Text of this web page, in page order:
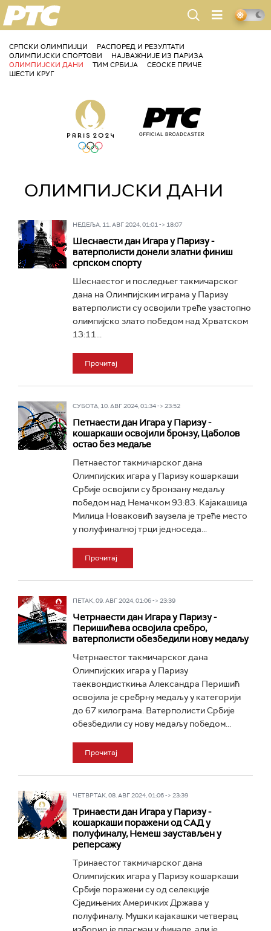
РТС
СРПСКИ ОЛИМПИЈЦИ
РАСПОРЕД И РЕЗУЛТАТИ
ОЛИМПИЈСКИ СПОРТОВИ
НАЈВАЖНИЈЕ ИЗ ПАРИЗА
ОЛИМПИЈСКИ ДАНИ
ТИМ СРБИЈА
СЕОСКЕ ПРИЧЕ
ШЕСТИ КРУГ
ОЛИМПИЈСКИ ДАНИ
НЕДЕЉА, 11. АВГ 2024, 01:01 -> 18:07
Шеснаести дан Игара у Паризу -
ватерполисти донели златни финиш
српском спорту
Шеснаестог и последњег такмичарског
дана на Олимпијским играма у Паризу
ватерполисти су освојили треће узастопно
олимпијско злато победом над Хрватском
13:11...
Прочитај
СУБОТА, 10. АВГ 2024, 01:34 -> 23:52
Петнаести дан Игара у Паризу -
кошаркаши освојили бронзу, Цаболов
остао без медаље
Петнаестог такмичарског дана
Олимпијских игара у Паризу кошаркаши
Србије освојили су бронзану медаљу
победом над Немачком 93:83. Кајакашица
Милица Новаковић заузела је треће место
у полуфиналној трци једноседа...
Прочитај
ПЕТАК, 09. АВГ 2024, 01:06 -> 23:39
Четрнаести дан Игара у Паризу -
Перишићева освојила сребро,
ватерполисти обезбедили нову медаљу
Четрнаестог такмичарског дана
Олимпијских игара у Паризу
таеквондисткиња Александра Перишић
освојила је сребрну медаљу у категорији
до 67 килограма. Ватерполисти Србије
обезбедили су нову медаљу победом...
Прочитај
ЧЕТВРТАК, 08. АВГ 2024, 01:06 -> 23:39
Тринаести дан Игара у Паризу -
кошаркаши поражени од САД у
полуфиналу, Немеш заустављен у
реперсажу
Тринаестог такмичарског дана
Олимпијских игара у Паризу кошаркаши
Србије поражени су од селекције
Сједињених Америчких Држава у
полуфиналу. Мушки кајакашки четверац